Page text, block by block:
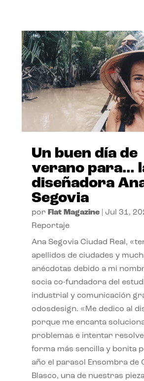
Un buen día de
verano para…
diseñadora
Segovia
por Flat Magazine| Jul 31,
Reportaje
Ana Segovia Ciudad Real,
apellidos de ciudades y
anécdotas debido a mi
socia co-fundadora del
industrial y comunicación
odosdesign. «Me dedico al
porque me encanta
problemas e intentar
forma más sencilla y bonita
año el parasol Ensombra de
Blasco, una de nuestras